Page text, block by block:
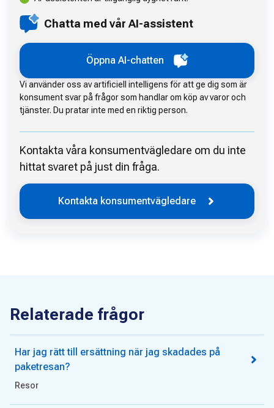
Chatta med vår AI-assistent
Öppna AI-chatten
Vi använder oss av artificiell intelligens för att ge dig som är
konsument svar på frågor som handlar om köp av varor och
tjänster. Du pratar inte med en riktig person.
Kontakta våra konsumentvägledare om du inte
hittat svaret på just din fråga.
Kontakta konsumentvägledare
Relaterade frågor
Har jag rätt till ersättning när jag skadades på
paketresan?
Resor